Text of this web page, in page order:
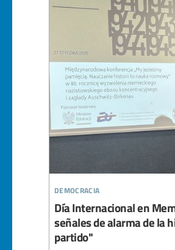
democracia
Día Internacional en
señales de alarma de la
partido"